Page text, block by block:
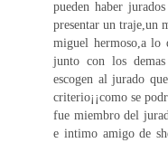
pueden haber
presentar un traje,un
miguel hermoso,a
junto con los
escogen al jurado
criterio¡¡como se
fue miembro del
e intimo amigo de